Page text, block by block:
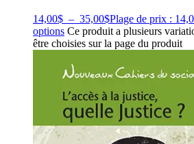
14,00$ – 35,00$Plage de prix :
options Ce produit a plusieurs
être choisies sur la page du produit